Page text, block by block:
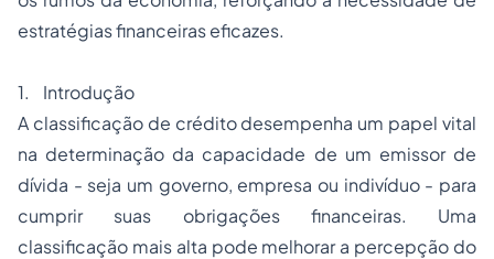
estratégias financeiras eficazes.
1. Introdução
A classificação de crédito desempenha um papel vital
na determinação da capacidade de um emissor de
dívida - seja um governo, empresa ou indivíduo - para
cumprir suas obrigações financeiras. Uma
classificação mais alta pode melhorar a percepção do